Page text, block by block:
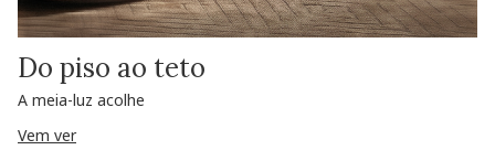
Do piso ao teto
A meia-luz acolhe
Vem ver